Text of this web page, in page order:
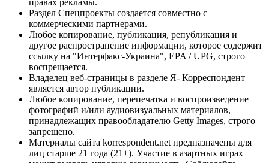
Раздел Спецпроекты создается совместно с
коммерческими партнерами.
Любое копирование, публикация, републикация и
другое распространение информации, которое содержит
ссылку на "Интерфакс-Украина", EPA / UPG, строго
воспрещается.
Владелец веб-страницы в разделе Я- Корреспондент
является автор публикации.
Любое копирование, перепечатка и воспроизведение
фотографий и/или аудиовизуальных материалов,
принадлежащих правообладателю Getty Images, строго
запрещено.
Материалы сайта korrespondent.net предназначены для
лиц старше 21 года (21+). Участие в азартных играх